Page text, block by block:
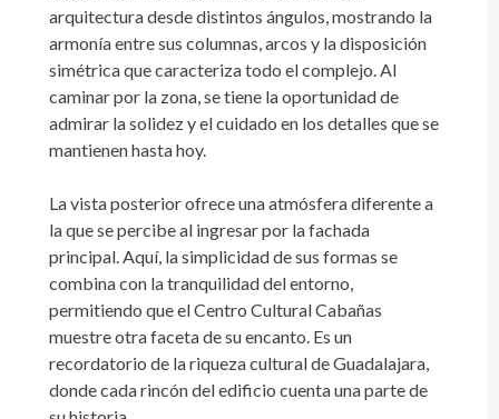
arquitectura desde distintos ángulos, mostrando la
armonía entre sus columnas, arcos y la disposición
simétrica que caracteriza todo el complejo. Al
caminar por la zona, se tiene la oportunidad de
admirar la solidez y el cuidado en los detalles que se
mantienen hasta hoy.
La vista posterior ofrece una atmósfera diferente a
la que se percibe al ingresar por la fachada
principal. Aquí, la simplicidad de sus formas se
combina con la tranquilidad del entorno,
permitiendo que el Centro Cultural Cabañas
muestre otra faceta de su encanto. Es un
recordatorio de la riqueza cultural de Guadalajara,
donde cada rincón del edificio cuenta una parte de